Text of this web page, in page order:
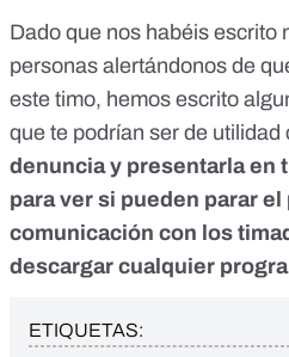
Dado que nos habéis escrito
personas alertándonos de
este timo, hemos escrito
que te podrían ser de utilidad
denuncia y presentarla en
para ver si pueden parar
comunicación con los
descargar cualquier
ETIQUETAS: